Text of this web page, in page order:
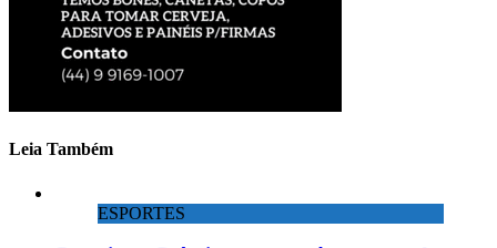
Leia Também
ESPORTES